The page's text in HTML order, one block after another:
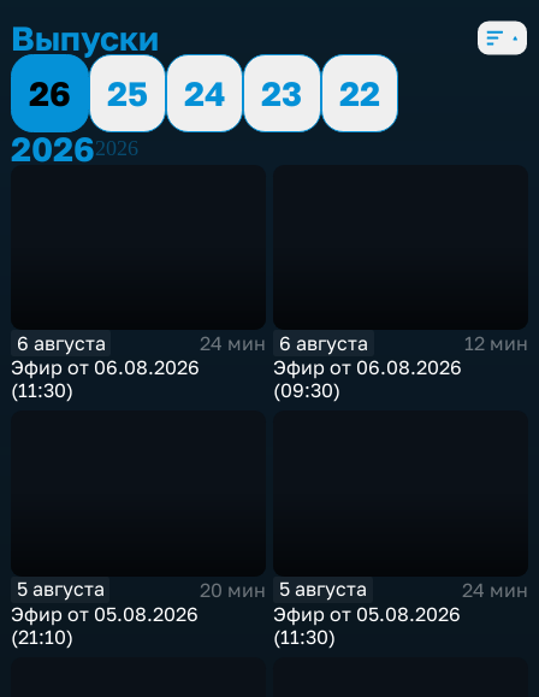
Выпуски
26
25 24 23
22
20262026
6 августа
24 мин
Эфир от 06.08.2026
(11:30)
6 августа
12 мин
Эфир от 06.08.2026
(09:30)
5 августа
20 мин
Эфир от 05.08.2026
(21:10)
5 августа
24 мин
Эфир от 05.08.2026
(11:30)